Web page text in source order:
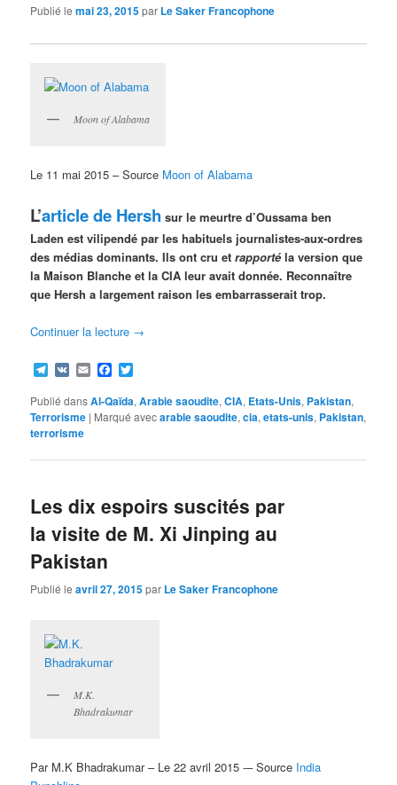
Publié lemai 23, 2015par Le Saker Francophone
Moon of Alabama
Le 11 mai 2015 – Source Moon of Alabama
L’article de Hersh sur le meurtre d’Oussama ben
Laden est vilipendé par les habituels journalistes-aux-ordres
des médias dominants. Ils ont cru etrapporté la version que
la Maison Blanche et la CIA leur avait donnée. Reconnaître
que Hersh a largement raison les embarrasserait trop.
Continuer la lecture →
Telegram
VK EmailFacebook
Publié dansAl-Qaïda,Arabie saoudite,CIA, Etats-Unis, Pakistan,
Terrorisme | Marqué avecarabie saoudite,cia,etats-unis, Pakistan,
terrorisme
Les dix espoirs suscités par
la visite de M. Xi Jinping au
Pakistan
Publié leavril 27, 2015par Le Saker Francophone
M.K.
Bhadrakumar
Par M.K Bhadrakumar – Le 22 avril 2015 -– Source India